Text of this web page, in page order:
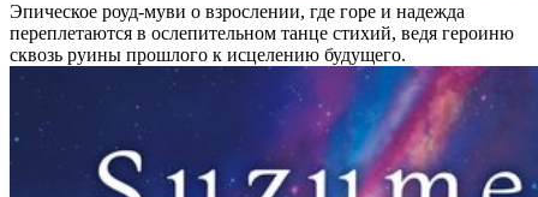
Эпическое роуд-муви о взрослении, где горе и надежда
переплетаются в ослепительном танце стихий, ведя героиню
сквозь руины прошлого к исцелению будущего.